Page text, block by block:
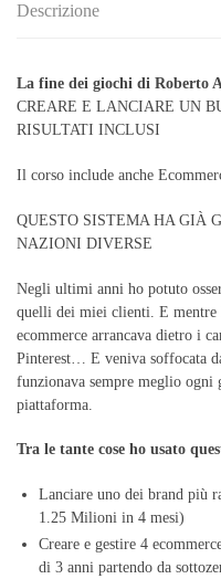
Descrizione
La fine dei giochi di Roberto
CREARE E LANCIARE UN
RISULTATI INCLUSI
Il corso include anche
QUESTO SISTEMA HA GIÀ
NAZIONI DIVERSE
Negli ultimi anni ho potuto
quelli dei miei clienti. E
ecommerce arrancava dietro i
Pinterest… E veniva soffocata
funzionava sempre meglio ogni
piattaforma.
Tra le tante cose ho usato
Lanciare uno dei brand più
1.25 Milioni in 4 mesi)
Creare e gestire 4
di 3 anni partendo da